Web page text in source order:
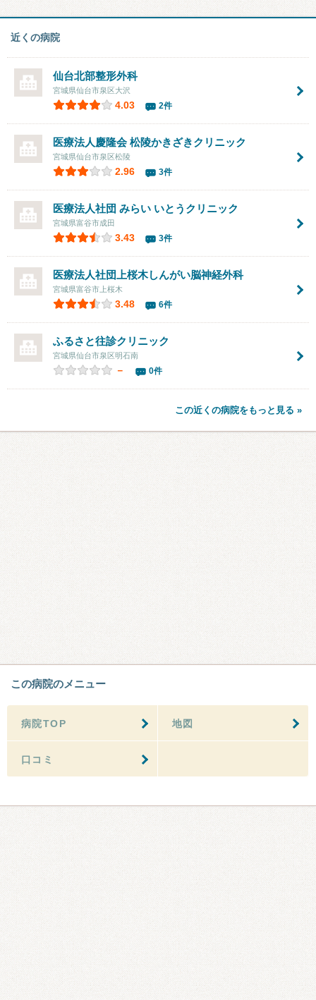
近くの病院
仙台北部整形外科
宮城県仙台市泉区大沢
4.03 2件
医療法人慶隆会松陵かきざきクリニック
宮城県仙台市泉区松陵
2.96 3件
医療法人社団 みらい いとうクリニック
宮城県富谷市成田
3.43 3件
医療法人社団 上桜木しんがい脳神経外科
宮城県富谷市上桜木
3.48 6件
ふるさと往診クリニック
宮城県仙台市泉区明石南
－ 0件
この近くの病院をもっと見る »
この病院のメニュー
病院TOP 地図
口コミ